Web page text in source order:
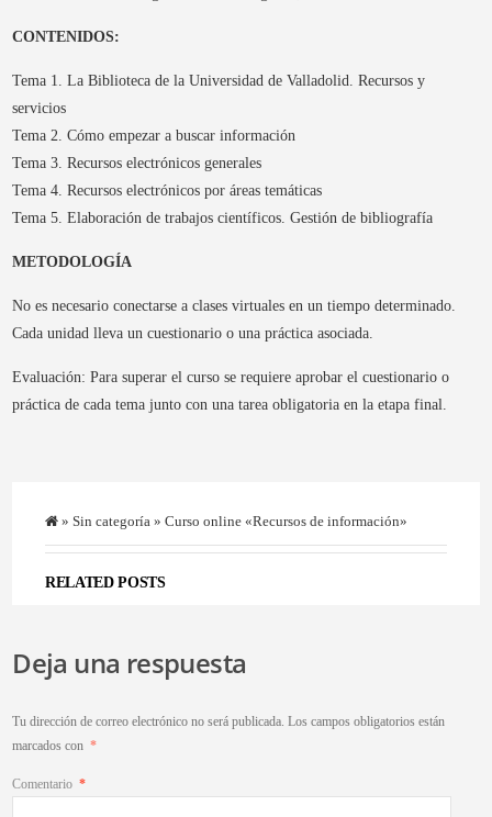
CONTENIDOS:
Tema 1. La Biblioteca de la Universidad de Valladolid. Recursos y
servicios
Tema 2. Cómo empezar a buscar información
Tema 3. Recursos electrónicos generales
Tema 4. Recursos electrónicos por áreas temáticas
Tema 5. Elaboración de trabajos científicos. Gestión de bibliografía
METODOLOGÍA
No es necesario conectarse a clases virtuales en un tiempo determinado.
Cada unidad lleva un cuestionario o una práctica asociada.
Evaluación: Para superar el curso se requiere aprobar el cuestionario o
práctica de cada tema junto con una tarea obligatoria en la etapa final.
»Sin categoría » Curso online «Recursos de información»
RELATED POSTS
Deja una respuesta
Tu dirección de correo electrónico no será publicada. Los campos obligatorios están
marcados con *
Comentario *